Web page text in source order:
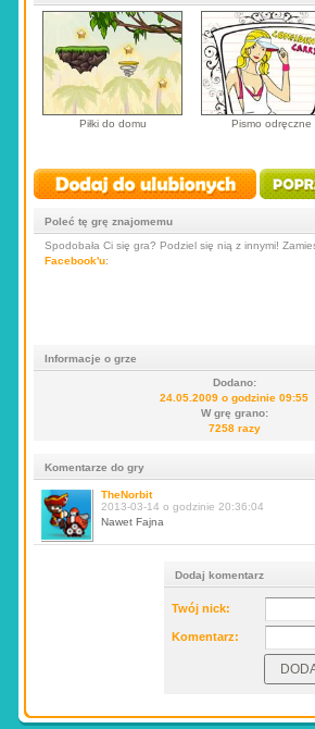
Piłki do domu Pismo odręczne
Poleć tę grę znajomemu
Spodobała Ci się gra? Podziel się nią z innymi!
Facebook'u:
Informacje o grze
Dodano:
24.05.2009 o godzinie 09:55
W grę grano:
7258 razy
Komentarze do gry
TheNorbit
2013-03-14 o godzinie 20:36:04
Nawet Fajna
Dodaj komentarz
Twój nick:
Komentarz: